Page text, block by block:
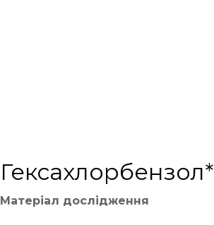
Гексахлорбензол*
Матеріал дослідження